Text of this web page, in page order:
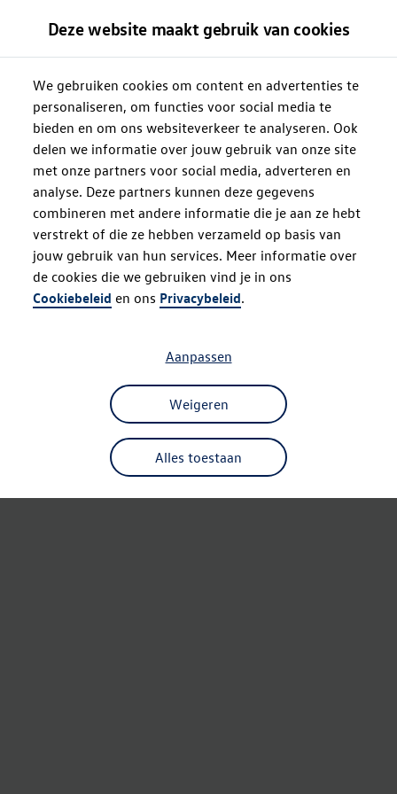
Deze website maakt gebruik van cookies
We gebruiken cookies om content en advertenties te
personaliseren, om functies voor social media te
bieden en om ons websiteverkeer te analyseren. Ook
delen we informatie over jouw gebruik van onze site
met onze partners voor social media, adverteren en
analyse. Deze partners kunnen deze gegevens
combineren met andere informatie die je aan ze hebt
verstrekt of die ze hebben verzameld op basis van
jouw gebruik van hun services. Meer informatie over
de cookies die we gebruiken vind je in ons
Cookiebeleid en ons Privacybeleid.
Alles toestaan
Weigeren
Aanpassen
Oops!
Something went wrong. Please try
refreshing the app
Refresh